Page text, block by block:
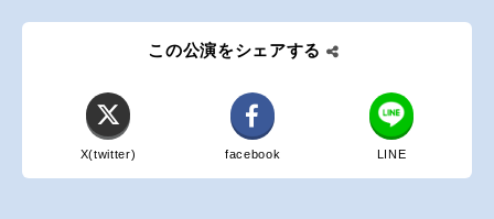
この公演をシェアする
X(twitter) facebook LINE